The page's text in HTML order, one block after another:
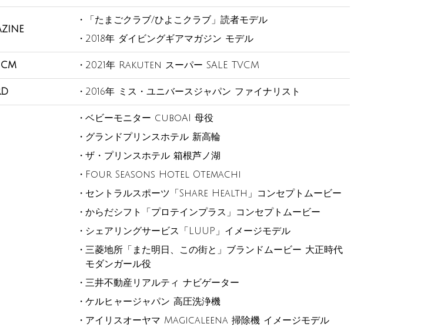
「たまごクラブ/ひよこクラブ」読者モデル
2018年 ダイビングギアマガジン モデル
2021年 Rakuten スーパー SALE TVCM
2016年 ミス・ユニバースジャパン ファイナリスト
ベビーモニター cuboAI 母役
グランドプリンスホテル 新高輪
ザ・プリンスホテル 箱根芦ノ湖
Four Seasons Hotel Otemachi
セントラルスポーツ「Share Health」コンセプトムービー
からだシフト「プロテインプラス」コンセプトムービー
シェアリングサービス「LUUP」イメージモデル
三菱地所「また明日、この街と」ブランドムービー 大正時代
モダンガール役
三井不動産リアルティ ナビゲーター
ケルヒャージャパン 高圧洗浄機
アイリスオーヤマ Magicaleena 掃除機 イメージモデル